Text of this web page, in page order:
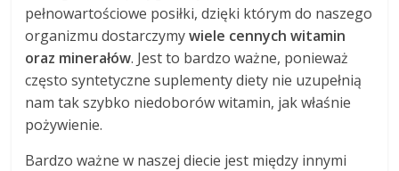
pełnowartościowe posiłki, dzięki którym do naszego
organizmu dostarczymywiele cennych witamin
oraz minerałów. Jest to bardzo ważne, ponieważ
często syntetyczne suplementy diety nie uzupełnią
nam tak szybko niedoborów witamin, jak właśnie
pożywienie.
Bardzo ważne w naszej diecie jest między innymi